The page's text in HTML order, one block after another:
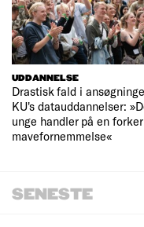
UDDANNELSE
Drastisk fald i
KU's datauddannelser:
unge handler på en
mavefornemmelse«
SENESTE